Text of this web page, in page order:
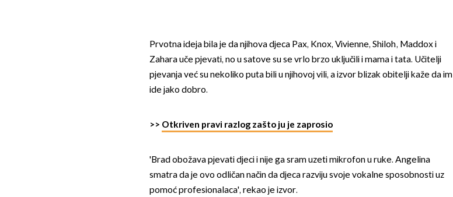
Prvotna ideja bila je da njihova djeca Pax, Knox, Vivienne, Shiloh, Maddox i
Zahara uče pjevati, no u satove su se vrlo brzo uključili i mama i tata. Učitelji
pjevanja već su nekoliko puta bili u njihovoj vili, a izvor blizak obitelji kaže da im
ide jako dobro.
>> Otkriven pravi razlog zašto ju je zaprosio
'Brad obožava pjevati djeci i nije ga sram uzeti mikrofon u ruke. Angelina
smatra da je ovo odličan način da djeca razviju svoje vokalne sposobnosti uz
pomoć profesionalaca', rekao je izvor.